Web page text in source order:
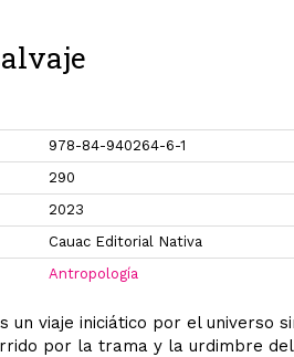
978-84-940264-6-1
290
2023
Cauac Editorial Nativa
Antropología
un viaje iniciático por el universo
por la trama y la urdimbre del